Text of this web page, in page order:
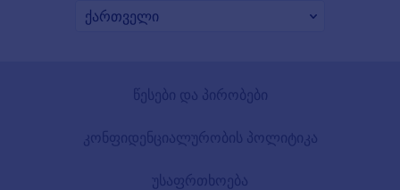
წესები და პირობები
კონფიდენციალურობის პოლიტიკა
უსაფრთხოება